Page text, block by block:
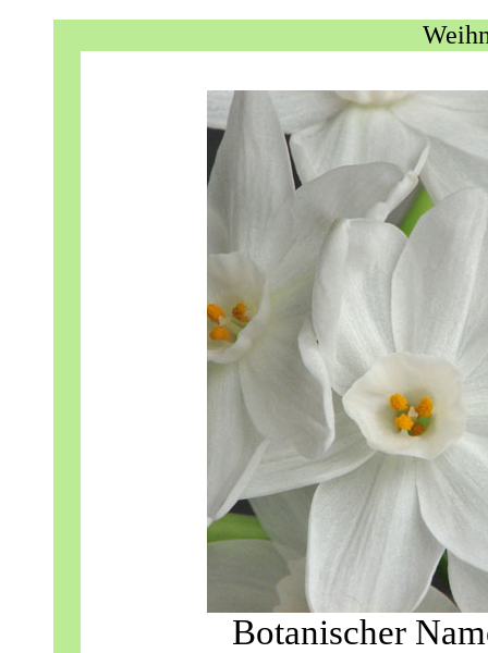
Botanischer